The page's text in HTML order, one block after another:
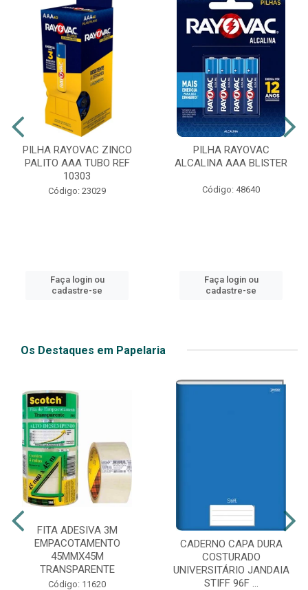
PILHA RAYOVAC ZINCO
PALITO AAA TUBO REF
10303
Código: 23029
Faça login ou
cadastre-se
PILHA RAYOVAC
ALCALINA AAA BLISTER
Código: 48640
Faça login ou
cadastre-se
Os Destaques em Papelaria
FITA ADESIVA 3M
EMPACOTAMENTO
45MMX45M
TRANSPARENTE
Código: 11620
CADERNO CAPA DURA
COSTURADO
UNIVERSITÁRIO JANDAIA
STIFF 96F ...